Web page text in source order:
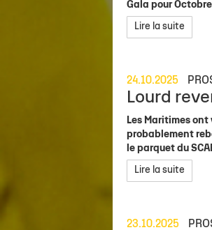
Gala pour
Lire la suite
24.10.2025
Lourd
Les Maritimes
probablement
le parquet du
Lire la suite
23.10.2025